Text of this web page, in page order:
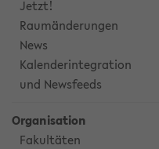
Jetzt!
Raumänderungen
News
Kalenderintegration
und Newsfeeds
Organisation
Fakultäten